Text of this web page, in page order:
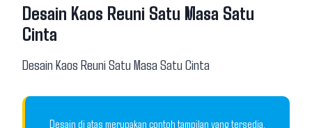
Desain Kaos Reuni Satu Masa Satu
Cinta
Desain Kaos Reuni Satu Masa Satu Cinta
Desain di atas merupakan contoh tampilan yang tersedia.